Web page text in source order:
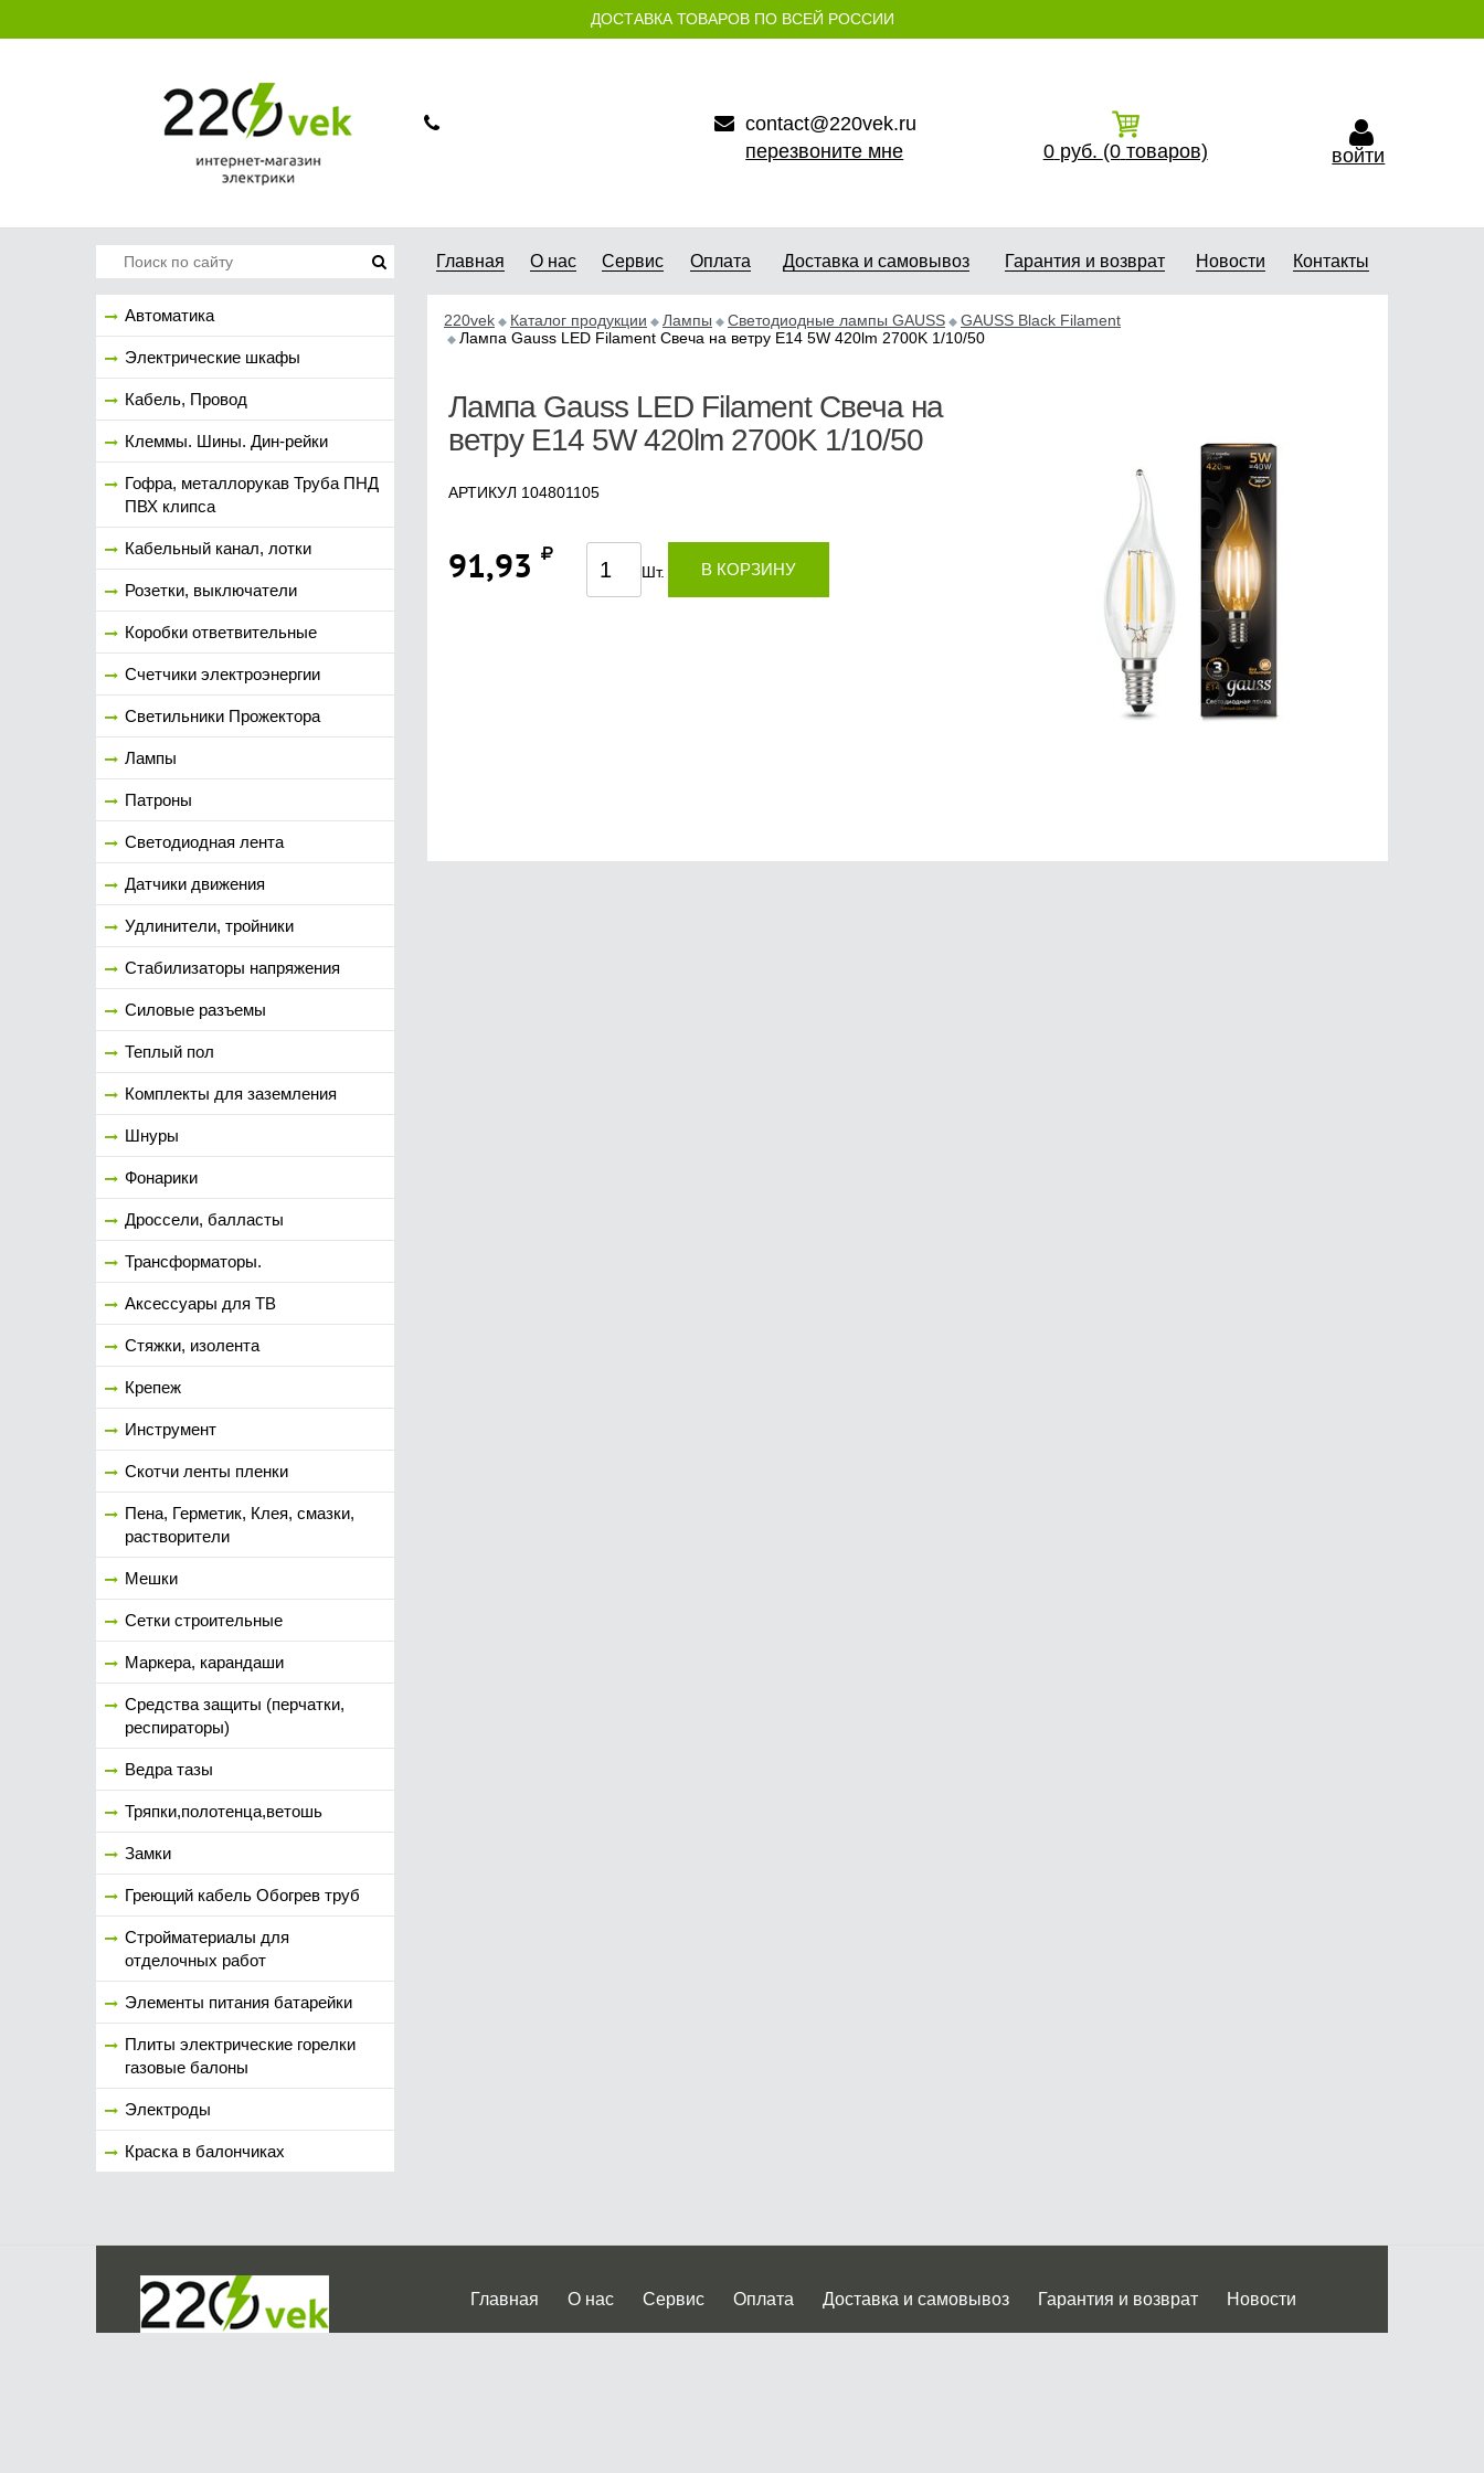
ДОСТАВКА ТОВАРОВ ПО ВСЕЙ РОССИИ
contact@220vek.ru
перезвоните мне
0 руб. (0 товаров) войти
Автоматика
Электрические шкафы
Кабель, Провод
Клеммы. Шины. Дин-рейки
Гофра, металлорукав Труба ПНД
ПВХ клипса
Кабельный канал, лотки
Розетки, выключатели
Коробки ответвительные
Счетчики электроэнергии
Светильники Прожектора
Лампы
Патроны
Светодиодная лента
Датчики движения
Удлинители, тройники
Стабилизаторы напряжения
Силовые разъемы
Теплый пол
Комплекты для заземления
Шнуры
Фонарики
Дроссели, балласты
Трансформаторы.
Аксессуары для ТВ
Стяжки, изолента
Крепеж
Инструмент
Скотчи ленты пленки
Пена, Герметик, Клея, смазки,
растворители
Мешки
Сетки строительные
Маркера, карандаши
Средства защиты (перчатки,
респираторы)
Ведра тазы
Тряпки,полотенца,ветошь
Замки
Греющий кабель Обогрев труб
Стройматериалы для
отделочных работ
Элементы питания батарейки
Плиты электрические горелки
газовые балоны
Электроды
Краска в балончиках
Главная О нас Сервис Оплата Доставка и самовывоз Гарантия и возврат Новости Контакты
220vek Каталог продукции Лампы Светодиодные лампы GAUSS
GAUSS Black Filament
Лампа Gauss LED Filament Свеча на ветру E14 5W 420lm 2700K 1/10/50
Лампа Gauss LED Filament Свеча на
ветру E14 5W 420lm 2700K 1/10/50
АРТИКУЛ 104801105
91,93 Шт. В КОРЗИНУ
Главная О нас Сервис Оплата Доставка и самовывоз Гарантия и возврат Новости